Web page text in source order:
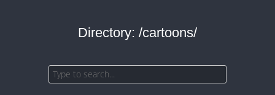
Directory: /cartoons/